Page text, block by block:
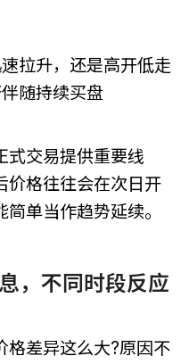
拉升，还是高开低走
随持续买盘
式交易提供重要线
价格往往会在次日开
单当作趋势延续。
，不同时段反应
格差异这么大?原因不